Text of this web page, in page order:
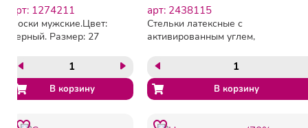
арт: 1274211
Носки мужские.Цвет:
черный. Размер: 27
арт: 2438115
Стельки латексные с
активированным углем,